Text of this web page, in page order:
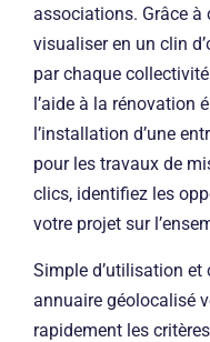
associations. Grâce à
visualiser en un clin
par chaque collectivité
l’aide à la rénovation
l’installation d’une
pour les travaux de
clics, identifiez les
votre projet sur
Simple d’utilisation
annuaire géolocalisé
rapidement les